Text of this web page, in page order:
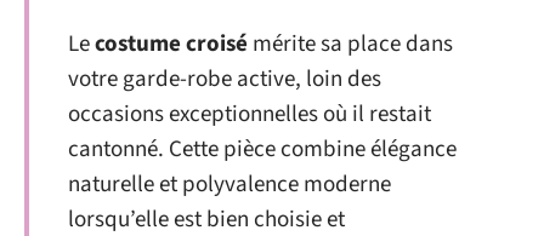
Lecostume croisé mérite sa place dans
votre garde-robe active, loin des
occasions exceptionnelles où il restait
cantonné. Cette pièce combine élégance
naturelle et polyvalence moderne
lorsqu’elle est bien choisie et